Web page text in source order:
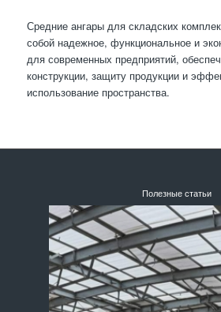
Средние ангары для складских
собой надежное, функциональное и
для современных предприятий,
конструкции, защиту продукции и
использование пространства.
Полезные статьи